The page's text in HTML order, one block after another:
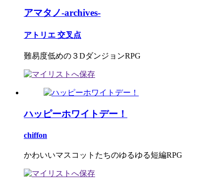
アマタノ-archives-
アトリエ 交叉点
難易度低めの３DダンジョンRPG
ハッピーホワイトデー！
chiffon
かわいいマスコットたちのゆるゆる短編RPG